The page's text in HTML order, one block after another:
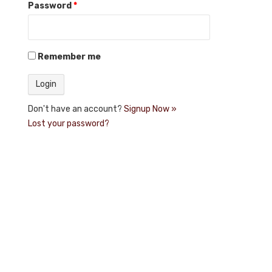
Password *
Remember me
Don't have an account? Signup Now »
Lost your password?